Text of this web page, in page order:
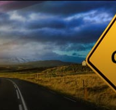
Торговые платформы
Партнерам